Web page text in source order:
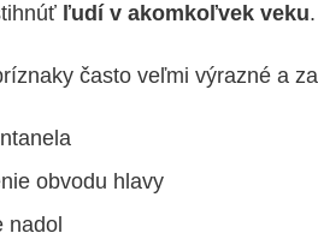
ľudí v akomkoľvek veku.
často veľmi výrazné a
obvodu hlavy
nadol